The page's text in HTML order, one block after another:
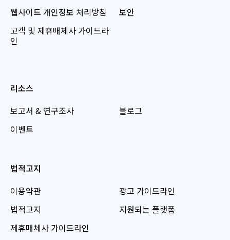
웹사이트 개인정보 처리방침
고객 및 제휴매체사 가이드라
인
보안
리소스
보고서 & 연구조사
이벤트
블로그
법적고지
이용약관
법적고지
제휴매체사 가이드라인
광고 가이드라인
지원되는 플랫폼